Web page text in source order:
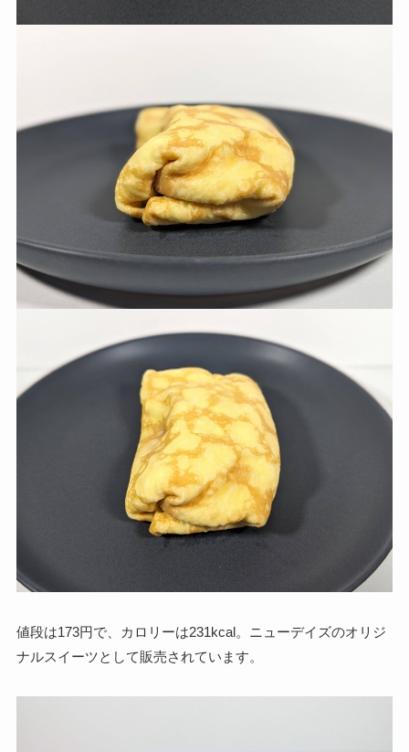
値段は173円で、カロリーは231kcal。ニューデイズのオリジ
ナルスイーツとして販売されています。